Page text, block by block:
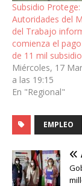
Subsidio Protege:
Autoridades del
del Trabajo
comienza el
de 11 mil
Miércoles, 17
a las 19:15
En "Regional"
EMPLEO